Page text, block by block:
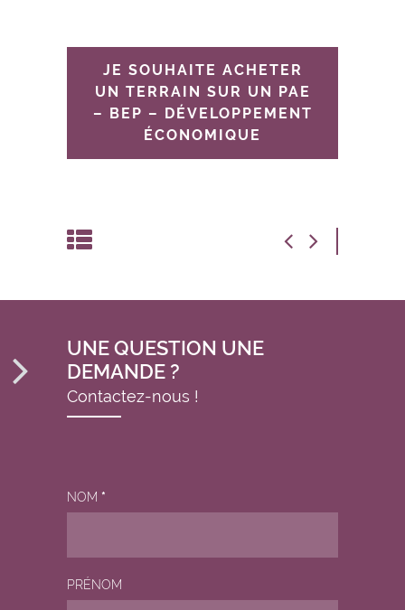
JE SOUHAITE ACHETER
UN TERRAIN SUR UN PAE
– BEP – DÉVELOPPEMENT
ÉCONOMIQUE
UNE QUESTION UNE
DEMANDE ?
Contactez-nous !
NOM *
PRÉNOM